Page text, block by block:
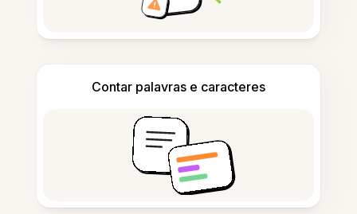
Contar palavras e caracteres